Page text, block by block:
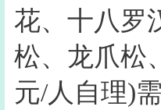
花、十八罗
松、龙爪松
元/人自理)